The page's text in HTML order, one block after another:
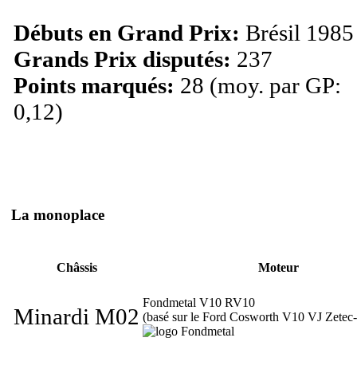
Débuts en Grand Prix: Brésil 1985
Grands Prix disputés: 237
Points marqués: 28 (moy. par GP:
0,12)
La monoplace
Châssis Moteur
Minardi M02
Fondmetal V10 RV10
(basé sur le Ford Cosworth V10 VJ